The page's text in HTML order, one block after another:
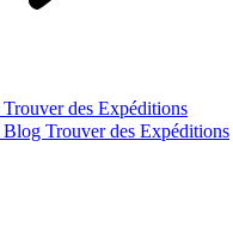
Trouver des Expéditions
Blog Trouver des Expéditions